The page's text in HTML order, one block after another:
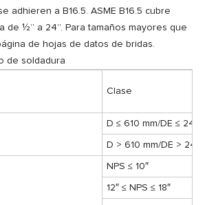
adhieren a B16.5. ASME B16.5 cubre
de ½” a 24”. Para tamaños mayores que
de hojas de datos de bridas.
de soldadura
Clase
D ≤ 610 mm/DE ≤ 24″
D > 610 mm/DE > 24″
NPS ≤ 10″
12″ ≤ NPS ≤ 18″